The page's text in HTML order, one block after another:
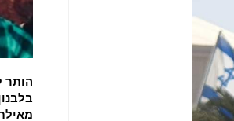
בחצי
הותר